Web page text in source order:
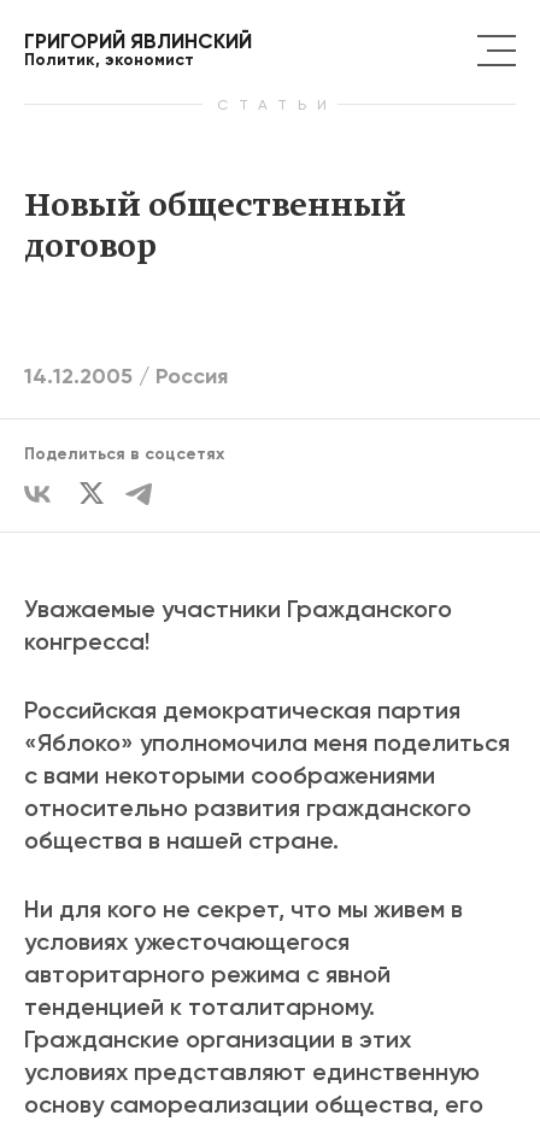
ГРИГОРИЙ ЯВЛИНСКИЙ
Политик, экономист
СТАТЬИ
Новый общественный
договор
14.12.2005 / Россия
Поделиться в соцсетях
Уважаемые участники Гражданского
конгресса!
Российская демократическая партия
«Яблоко» уполномочила меня поделиться
с вами некоторыми соображениями
относительно развития гражданского
общества в нашей стране.
Ни для кого не секрет, что мы живем в
условиях ужесточающегося
авторитарного режима с явной
тенденцией к тоталитарному.
Гражданские организации в этих
условиях представляют единственную
основу самореализации общества, его